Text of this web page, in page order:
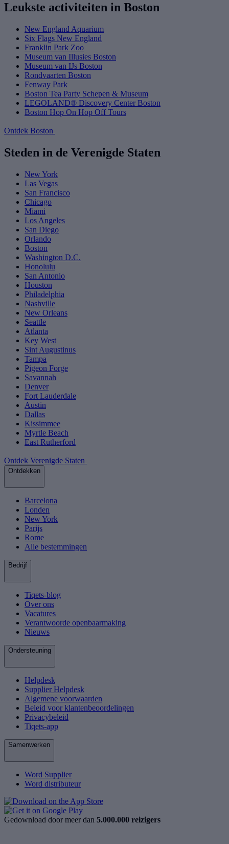
Leukste activiteiten in Boston
New England Aquarium
Six Flags New England
Franklin Park Zoo
Museum van Illusies Boston
Museum van IJs Boston
Rondvaarten Boston
Fenway Park
Boston Tea Party Schepen & Museum
LEGOLAND® Discovery Center Boston
Boston Hop On Hop Off Tours
Ontdek Boston
Steden in de Verenigde Staten
New York
Las Vegas
San Francisco
Chicago
Miami
Los Angeles
San Diego
Orlando
Boston
Washington D.C.
Honolulu
San Antonio
Houston
Philadelphia
Nashville
New Orleans
Seattle
Atlanta
Key West
Sint Augustinus
Tampa
Pigeon Forge
Savannah
Denver
Fort Lauderdale
Austin
Dallas
Kissimmee
Myrtle Beach
East Rutherford
Ontdek Verenigde Staten
Ontdekken
Barcelona
Londen
New York
Parijs
Rome
Alle bestemmingen
Bedrijf
Tiqets-blog
Over ons
Vacatures
Verantwoorde openbaarmaking
Nieuws
Ondersteuning
Helpdesk
Supplier Helpdesk
Algemene voorwaarden
Beleid voor klantenbeoordelingen
Privacybeleid
Tiqets-app
Samenwerken
Word Supplier
Word distributeur
Gedownload door meer dan 5.000.000 reizigers